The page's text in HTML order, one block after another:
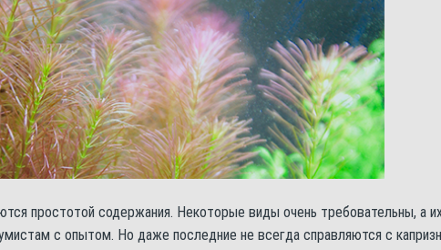
простотой содержания. Некоторые виды очень требовательны, а
с опытом. Но даже последние не всегда справляются с